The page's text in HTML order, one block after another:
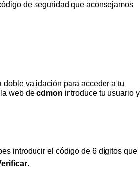
de seguridad que aconsejamos
validación para acceder a tu
web de cdmon introduce tu usuario y
introducir el código de 6 dígitos que
.